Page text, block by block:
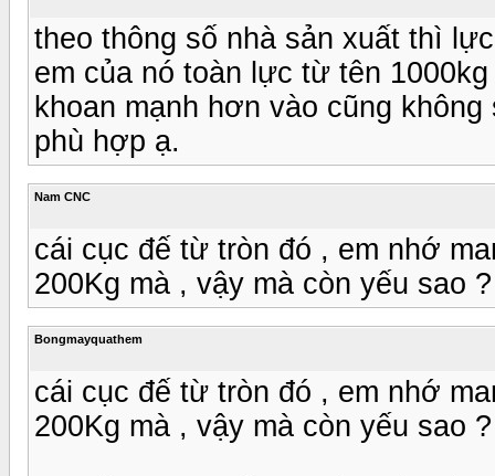
theo thông số nhà sản xuất thì
em của nó toàn lực từ tên
khoan mạnh hơn vào cũng
phù hợp ạ.
Nam CNC
cái cục đế từ tròn đó , em nhớ
200Kg mà , vậy mà còn yếu sao ?
Bongmayquathem
cái cục đế từ tròn đó , em nhớ
200Kg mà , vậy mà còn yếu sao ?